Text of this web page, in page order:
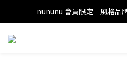
nununu 會員限定｜風格品